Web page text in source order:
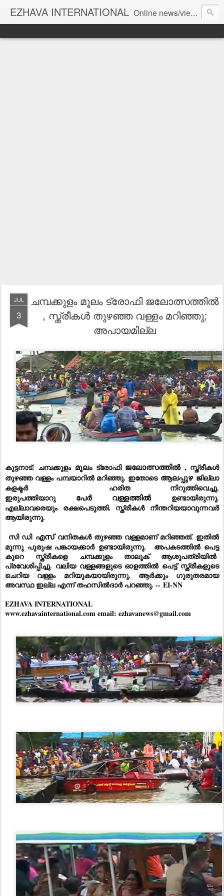
EZHAVA INTERNATIONAL Online news/views JOURNAL... Connecting the community worldwide Editorial Director: Prem Chandran
JUL
3
ചമ്പക്കുളം മൂലം ട്രോഫി ജലോത്സത്തിൽ
, സ്ത്രീകൾ തുഴഞ്ഞ വള്ളം മറിഞ്ഞു;
അപായമില്ല
കുട്ടനാട്: ചമ്പക്കുളം മൂലംട്രോഫി ജലോത്സത്തിൽ, സ്ത്രീകൾ
തുഴഞ്ഞ വള്ളം പമ്പയാറിൽ മറിഞ്ഞു. ഇതോടെ ആലപ്പുഴജില്ലാ
കളക്ടർ ഹരിത നിറുത്തിവെച്ചു.
ഇരുപത്തിയാറു പേർ വള്ളത്തിൽഉണ്ടായിരുന്നു.
എല്ലാവരെയും രക്ഷപെടുത്തി. സ്ത്രീകൾ നീന്തറിയയാവുന്നവർ
ആയിരുന്നു.
സി ഡി എസ്വനിതകൾ തുഴഞ്ഞ വള്ളമാണ് മറിഞ്ഞത്. ഇതിൽ
മൂന്നു പുരുഷ പങ്കായക്കാർ ഉണ്ടായിരുന്നു. അപകടത്തിൽ പെട്ട
കുറെ സ്ത്രീകളെ ചമ്പക്കുളം താലൂക് ആശുപത്രിയിൽ
പ്രവേശിപ്പിച്ചു. വലിയ വള്ളങ്ങളുടെ ഓളത്തിൽ പെട്ട് സ്ത്രീകളുടെ
ചെറിയ വള്ളം മറിയുകയായിരുന്നു. ആർക്കും ഗുരുതരമായ
അവസ്ഥ ഇല്ല എന്ന് തഹസിൽദാർ പറഞ്ഞു. -- EI-NN
EZHAVA INTERNATIONAL
www.ezhavainternational.com email: ezhavanews@gmail.com